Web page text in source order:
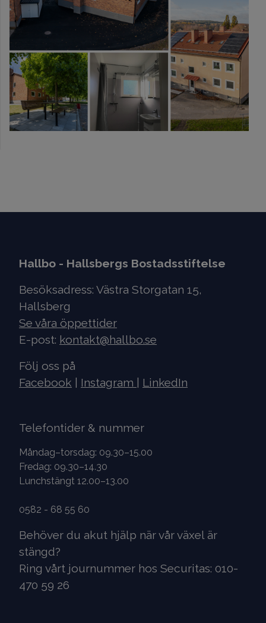
Hallbo - Hallsbergs Bostadsstiftelse
Besöksadress: Västra Storgatan 15,
Hallsberg
Se våra öppettider
E-post: kontakt@hallbo.se
Följ oss på
Facebook
Instagram LinkedIn
Telefontider & nummer
Måndag–torsdag: 09.30–15.00
Fredag: 09.30–14.30
Lunchstängt 12.00–13.00
0582 - 68 55 60
Behöver du akut hjälp när vår växel är
stängd?
Ring vårt journummer hos Securitas: 010-
470 59 26